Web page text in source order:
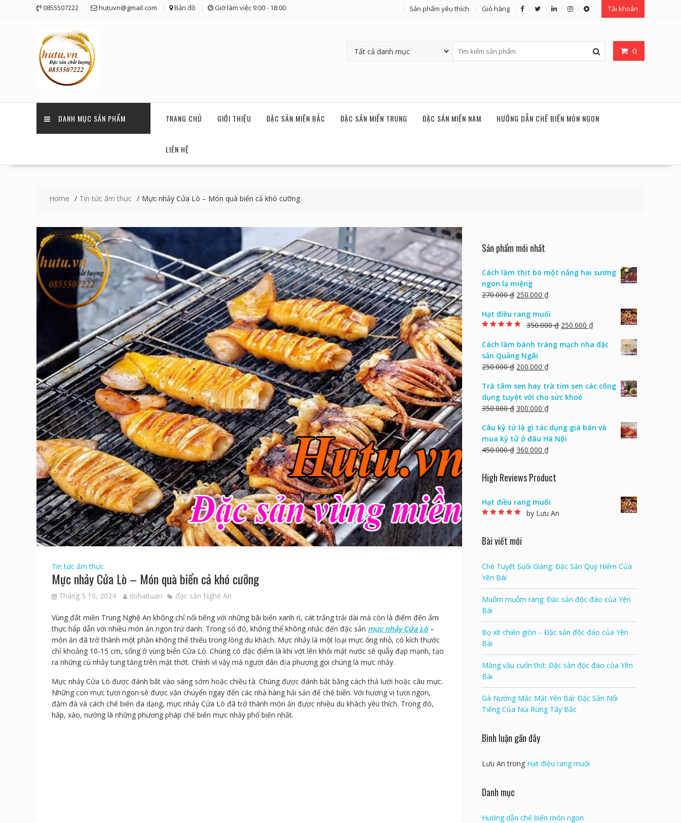
0855507222 hutuvn@gmail.com Bản đồ Giờ làm việc 9:00 - 18:00 Sản phẩm yêu thích Giỏ hàng Tài khoản
0
DANH MỤC SẢN PHẨM TRANG CHỦ GIỚI THIỆU ĐẶC SẢN MIỀN BẮC ĐẶC SẢN MIỀN TRUNG ĐẶC SẢN MIỀN NAM HƯỚNG DẪN CHẾ BIẾN MÓN NGON
LIÊN HỆ
Home Tin tức ẩm thực Mực nhảy Cửa Lò – Món quà biển cả khó cưỡng
Tin tức ẩm thực
Mực nhảy Cửa Lò – Món quà biển cả khó cưỡng
Tháng 5 10, 2024 dohaituan đặc sản Nghệ An
Vùng đất miền Trung Nghệ An không chỉ nổi tiếng với những bãi biển xanh rì, cát trắng trải dài mà còn là điểm đến ẩm
thực hấp dẫn với nhiều món ăn ngon trứ danh. Trong số đó, không thể không nhắc đến đặc sản mực nhảy Cửa Lò –
món ăn đã trở thành một phần không thể thiếu trong lòng du khách. Mực nhảy là một loại mực ống nhỏ, có kích thước
chỉ khoảng 10-15 cm, sống ở vùng biển Cửa Lò. Chúng có đặc điểm là khi vớt lên khỏi mặt nước sẽ quẫy đạp mạnh, tạo
ra những cú nhảy tung tăng trên mặt thớt. Chính vì vậy mà người dân địa phương gọi chúng là mực nhảy.
Mực nhảy Cửa Lò được đánh bắt vào sáng sớm hoặc chiều tà. Chúng được đánh bắt bằng cách thả lưới hoặc câu mực.
Những con mực tươi ngon sẽ được vận chuyển ngay đến các nhà hàng hải sản để chế biến. Với hương vị tươi ngon,
đậm đà và cách chế biến đa dạng, mực nhảy Cửa Lò đã trở thành món ăn được nhiều du khách yêu thích. Trong đó,
hấp, xào, nướng là những phương pháp chế biến mực nhảy phổ biến nhất.
Sản phẩm mới nhất
Cách làm thịt bò một nắng hai sương
ngon lạ miệng
270.000₫ 250.000 ₫
Hạt điều rang muối
350.000₫ 250.000 ₫
Cách làm bánh tráng mạch nha đặc
sản Quảng Ngãi
250.000₫ 200.000 ₫
Trà tâm sen hay trà tim sen các công
dụng tuyệt vời cho sức khoẻ
350.000₫ 300.000 ₫
Câu kỷ tử là gì tác dụng giá bán và
mua kỷ tử ở đâu Hà Nội
450.000₫ 360.000 ₫
High Reviews Product
Hạt điều rang muối
by Lưu An
Bài viết mới
Chè Tuyết Suối Giàng: Đặc Sản Quý Hiếm Của
Yên Bái
Muỗm muỗm rang: Đặc sản độc đáo của Yên
Bái
Bọ xít chiên giòn – Đặc sản độc đáo của Yên
Bái
Măng vầu cuốn thịt: Đặc sản độc đáo của Yên
Bái
Gà Nướng Mắc Mật Yên Bái: Đặc Sản Nổi
Tiếng Của Núi Rừng Tây Bắc
Bình luận gần đây
Lưu An trong Hạt điều rang muối
Danh mục
Hướng dẫn chế biến món ngon